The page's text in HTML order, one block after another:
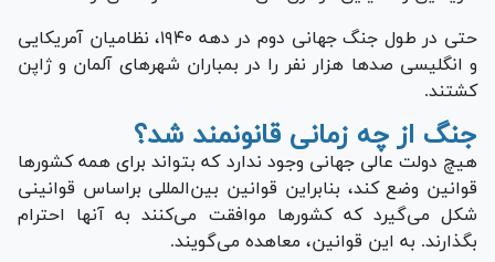
حتی در طول جنگ جهانی دوم در دهه ۱۹۴۰، نظامیان آمریکایی
و انگلیسی صد‌ها هزار نفر را در بمباران شهر‌های آلمان و ژاپن
کشتند.
جنگ از چه زمانی قانونمند شد؟
هیچ دولت عالی جهانی وجود ندارد که بتواند برای همه کشور‌ها
قوانین وضع کند، بنابراین قوانین بین‌المللی براساس قوانینی
شکل می‌گیرد که کشور‌ها موافقت می‌کنند به آنها احترام
بگذارند. به این قوانین، معاهده می‌گویند.